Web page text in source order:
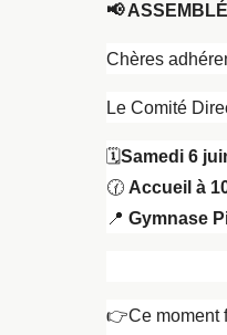
📢
Chères
Le Comité
🗓️Samedi 6
🕜 Accueil à
📍 Gymnase
👉Ce moment